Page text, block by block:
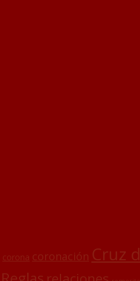
corona coronación Cruz